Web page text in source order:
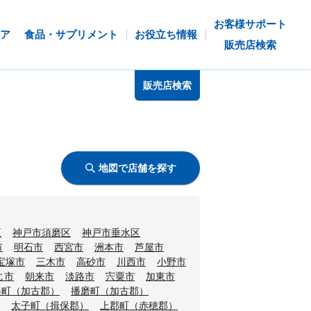
食品・サプリメント お役立ち情報
お客様サポート
販売店検索
販売店検索
地図で店舗を探す
神戸市須磨区
神戸市垂水区
明石市 西宮市 洲本市
芦屋市
塚市
三木市 高砂市 川西市
小野市
市
朝来市 淡路市 宍粟市
加東市
（加古郡）
播磨町（加古郡）
太子町（揖保郡）
上郡町（赤穂郡）